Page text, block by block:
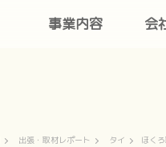
事業内容 会
出張・取材レポート タイ ほく